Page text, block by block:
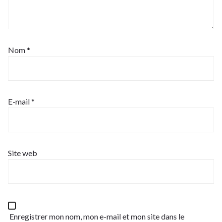
Nom*
E-mail*
Site web
Enregistrer mon nom, mon e-mail et mon site dans le